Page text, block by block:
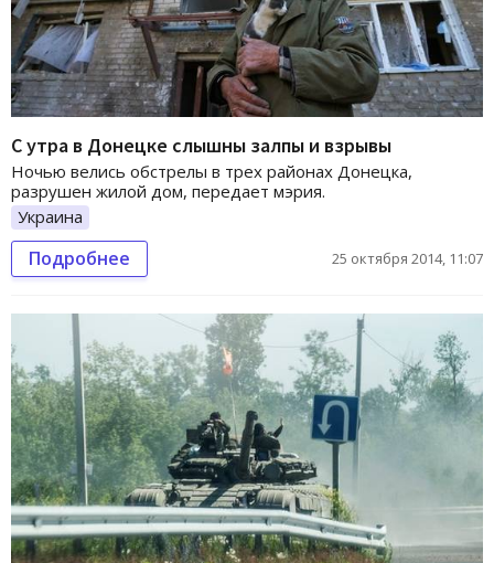
С утра в Донецке слышны залпы и взрывы
Ночью велись обстрелы в трех районах Донецка,
разрушен жилой дом, передает мэрия.
Украина
Подробнее 25 октября 2014, 11:07